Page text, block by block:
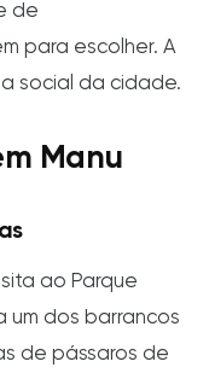
de
para escolher. A
social da cidade.
Manu
ao Parque
um dos barrancos
de pássaros de